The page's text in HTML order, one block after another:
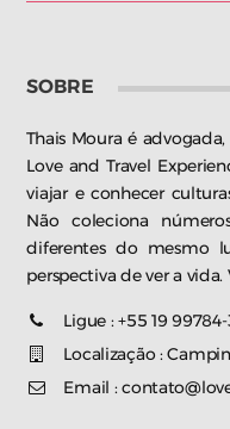
SOBRE
Thais Moura é
Love and Travel
viajar e conhecer
Não coleciona
diferentes do mesmo
perspectiva de ver a vida.
Ligue : +55 19
Localização :
Email :